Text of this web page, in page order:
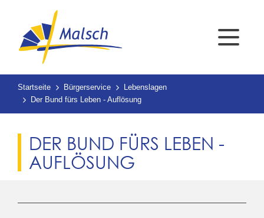
Startseite Bürgerservice
Lebenslagen
Der Bund fürs Leben - Auflösung
DER BUND FÜRS LEBEN -
AUFLÖSUNG